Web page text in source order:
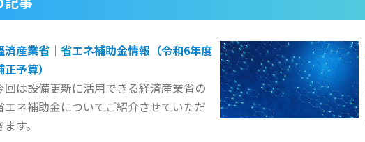
済産業省｜省エネ補助金情報（令和6年度
正予算）
回は設備更新に活用できる経済産業省の
エネ補助金についてご紹介させていただ
ます。